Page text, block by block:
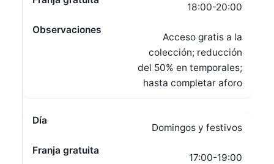
18:00-20:00
Acceso gratis a la
colección; reducción
del 50% en temporales;
hasta completar aforo
Domingos y festivos
17:00-19:00